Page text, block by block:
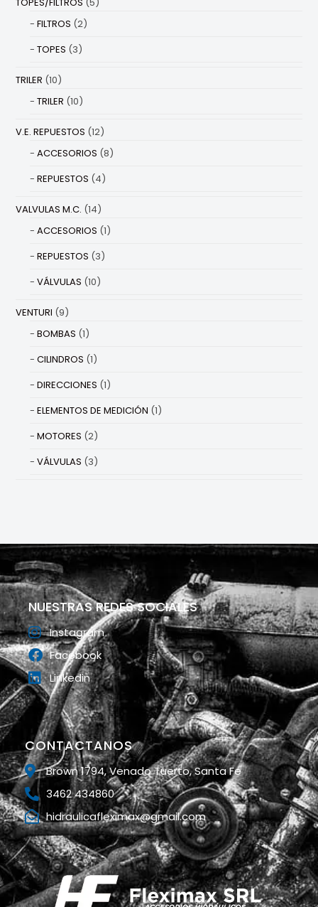
FILTROS (2)
TOPES (3)
TRILER (10)
TRILER (10)
V.E. REPUESTOS (12)
ACCESORIOS (8)
REPUESTOS (4)
VALVULAS M.C. (14)
ACCESORIOS (1)
REPUESTOS (3)
VÁLVULAS (10)
VENTURI (9)
BOMBAS (1)
CILINDROS (1)
DIRECCIONES (1)
ELEMENTOS DE MEDICIÓN (1)
MOTORES (2)
VÁLVULAS (3)
CONTACTANOS
Brown 1794, Venado Tuerto, Santa Fe
3462 434860
hidraulicafleximax@gmail.com
NUESTRAS REDES SOCIALES
Instagram
Facebook
Linkedin